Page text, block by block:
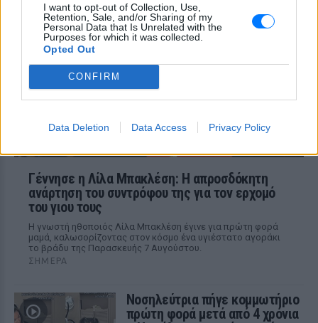
I want to opt-out of Collection, Use,
Retention, Sale, and/or Sharing of my
Personal Data that Is Unrelated with the
Purposes for which it was collected.
Opted Out
CONFIRM
Data Deletion Data Access Privacy Policy
ΣΉΜΕΡΑ
Η Μαρίνα Βερνίκου εξηγεί πώς να
αντιδρούμε όταν συναντάμε λαγοκέφαλο
Γέννησε η Λίλα Μπακλέση: Η απροσδόκητη
ανάρτηση του συντρόφου της για τον ερχομό
του γιου τους
Η γνωστή ηθοποιός Λίλα Μπακλέση έγινε για πρώτη φορά
μαμά, καλωσορίζοντας στον κόσμο ένα υγιέστατο αγοράκι
το βράδυ της Παρασκευής 7 Αυγούστου.
ΣΉΜΕΡΑ
Νοσηλεύτρια πήγε κομμωτήριο
πρώτη φορά μετά από 4 χρόνια